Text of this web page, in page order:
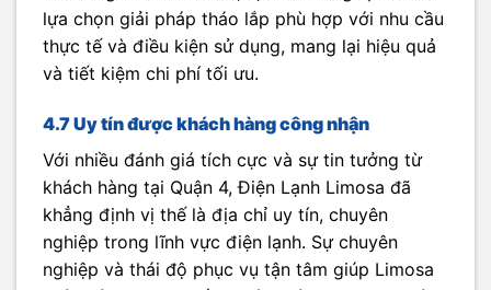
lựa chọn giải pháp tháo lắp phù hợp với nhu cầu
thực tế và điều kiện sử dụng, mang lại hiệu quả
và tiết kiệm chi phí tối ưu.
4.7 Uy tín được khách hàng công nhận
Với nhiều đánh giá tích cực và sự tin tưởng từ
khách hàng tại Quận 4, Điện Lạnh Limosa đã
khẳng định vị thế là địa chỉ uy tín, chuyên
nghiệp trong lĩnh vực điện lạnh. Sự chuyên
nghiệp và thái độ phục vụ tận tâm giúp Limosa